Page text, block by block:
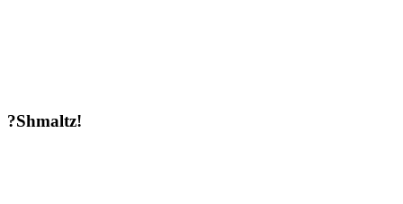
?Shmaltz!